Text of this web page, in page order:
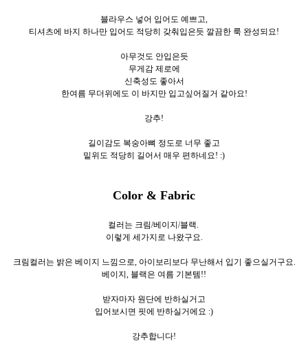
블라우스 넣어 입어도 예쁘고,
티셔츠에 바지 하나만 입어도 적당히 갖춰입은듯 깔끔한 룩 완성되요!
아무것도 안입은듯
무게감 제로에
신축성도 좋아서
한여름 무더위에도 이 바지만 입고싶어질거 같아요!
강추!
길이감도 복숭아뼈 정도로 너무 좋고
밑위도 적당히 길어서 매우 편하네요! :)
Color & Fabric
컬러는 크림/베이지/블랙.
이렇게 세가지로 나왔구요.
크림컬러는 밝은 베이지 느낌으로, 아이보리보다 무난해서 입기 좋으실거구요.
베이지, 블랙은 여름 기본템!!
받자마자 원단에 반하실거고
입어보시면 핏에 반하실거에요 :)
강추합니다!